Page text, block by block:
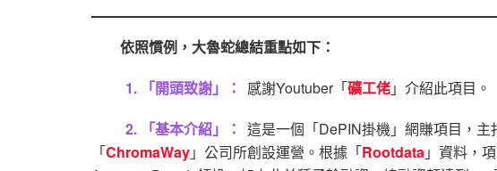
依照慣例，大魯蛇總結重點如下：
1. 「開頭致謝」：
感謝Youtuber「礦工佬」介紹此項目。
2. 「基本介紹」： 這是一個「DePIN掛機」網賺項目，
「ChromaWay」公司所創設運營。根據「Rootdata」資料，